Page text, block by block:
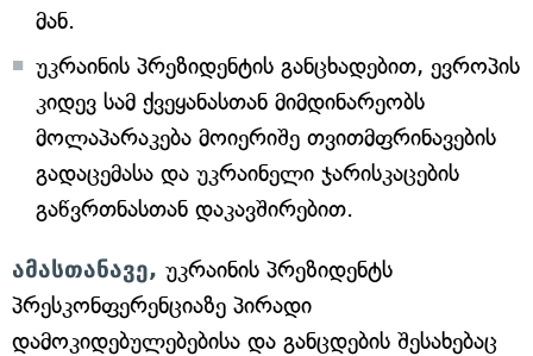
მან.
უკრაინის პრეზიდენტის განცხადებით, ევროპის
კიდევ სამ ქვეყანასთან მიმდინარეობს
მოლაპარაკება მოიერიშე თვითმფრინავების
გადაცემასა და უკრაინელი ჯარისკაცების
გაწვრთნასთან დაკავშირებით.
ამასთანავე, უკრაინის პრეზიდენტს
პრესკონფერენციაზე პირადი
დამოკიდებულებებისა და განცდების შესახებაც